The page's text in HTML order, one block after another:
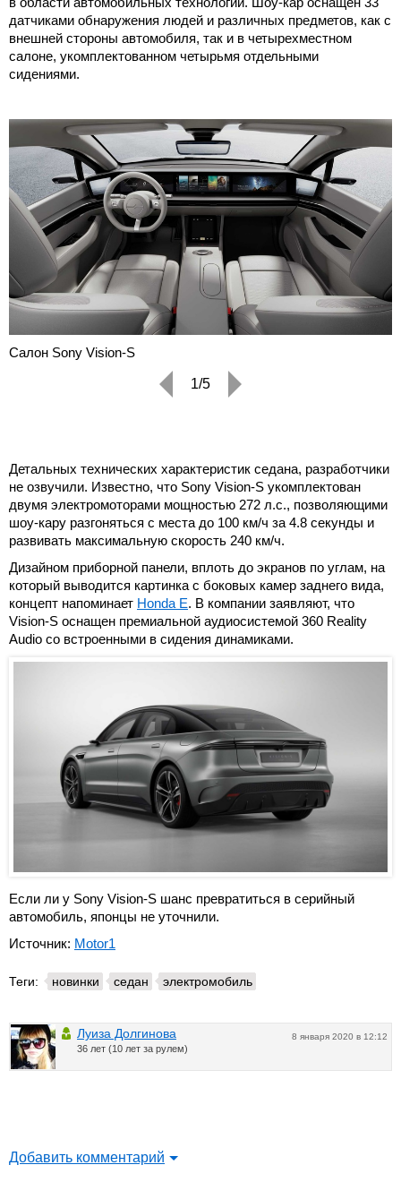
датчиками обнаружения людей и различных предметов, как с
внешней стороны автомобиля, так и в четырехместном
салоне, укомплектованном четырьмя отдельными
сидениями.
Салон Sony Vision-S
1/5
Детальных технических характеристик седана, разработчики
не озвучили. Известно, что Sony Vision-S укомплектован
двумя электромоторами мощностью 272 л.с., позволяющими
шоу-кару разгоняться с места до 100 км/ч за 4.8 секунды и
развивать максимальную скорость 240 км/ч.
Дизайном приборной панели, вплоть до экранов по углам, на
который выводится картинка с боковых камер заднего вида,
концепт напоминает Honda E. В компании заявляют, что
Vision-S оснащен премиальной аудиосистемой 360 Reality
Audio со встроенными в сидения динамиками.
Если ли у Sony Vision-S шанс превратиться в серийный
автомобиль, японцы не уточнили.
Источник: Motor1
Теги: новинки седан электромобиль
8 января 2020 в 12:12
Луиза Долгинова
36 лет (10 лет за рулем)
Добавить комментарий